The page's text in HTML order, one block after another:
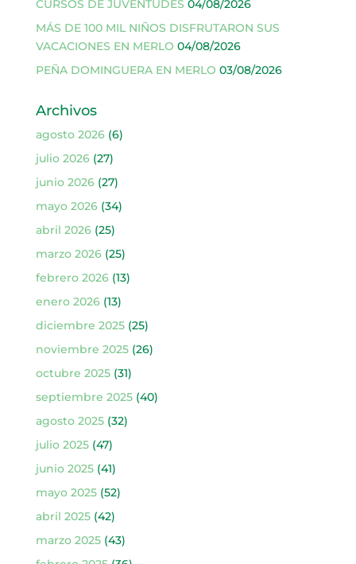
CURSOS DE JUVENTUDES 04/08/2026
MÁS DE 100 MIL NIÑOS DISFRUTARON SUS
VACACIONES EN MERLO 04/08/2026
PEÑA DOMINGUERA EN MERLO 03/08/2026
Archivos
agosto 2026(6)
julio 2026(27)
junio 2026(27)
mayo 2026(34)
abril 2026(25)
marzo 2026(25)
febrero 2026(13)
enero 2026(13)
diciembre 2025(25)
noviembre 2025(26)
octubre 2025(31)
septiembre 2025(40)
agosto 2025(32)
julio 2025(47)
junio 2025(41)
mayo 2025(52)
abril 2025(42)
marzo 2025(43)